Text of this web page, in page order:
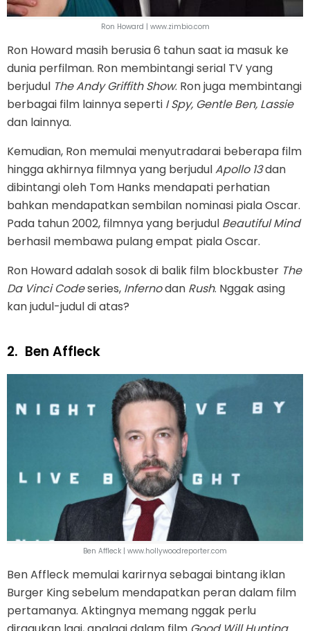
Ron Howard | www.zimbio.com
Ron Howard masih berusia 6 tahun saat ia masuk ke
dunia perfilman. Ron membintangi serial TV yang
berjudul The Andy Griffith Show. Ron juga membintangi
berbagai film lainnya seperti I Spy, Gentle Ben, Lassie
dan lainnya.
Kemudian, Ron memulai menyutradarai beberapa film
hingga akhirnya filmnya yang berjudulApollo 13dan
dibintangi oleh Tom Hanks mendapati perhatian
bahkan mendapatkan sembilan nominasi piala Oscar.
Pada tahun 2002, filmnya yang berjudul Beautiful Mind
berhasil membawa pulang empat piala Oscar.
Ron Howard adalah sosok di balik film blockbuster The
Da Vinci Codeseries, Infernodan Rush. Nggak asing
kan judul-judul di atas?
2. Ben Affleck
Ben Affleck | www.hollywoodreporter.com
Ben Affleck memulai karirnya sebagai bintang iklan
Burger King sebelum mendapatkan peran dalam film
pertamanya. Aktingnya memang nggak perlu